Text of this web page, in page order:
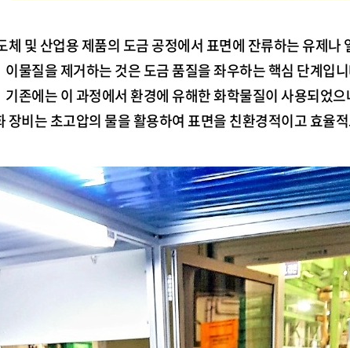
체 및 산업용 제품의 도금 공정에서 표면에 잔류하는 유제나
이물질을 제거하는 것은 도금 품질을 좌우하는 핵심 단계입
기존에는 이 과정에서 환경에 유해한 화학물질이 사용되었
장비는 초고압의 물을 활용하여 표면을 친환경적이고 효율